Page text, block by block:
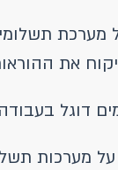
מערכת
את
דוגל
מערכות